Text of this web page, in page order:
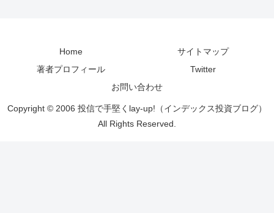
Home
サイトマップ
著者プロフィール
Twitter
お問い合わせ
Copyright © 2006 投信で手堅くlay-up!（インデックス投資ブログ）
All Rights Reserved.